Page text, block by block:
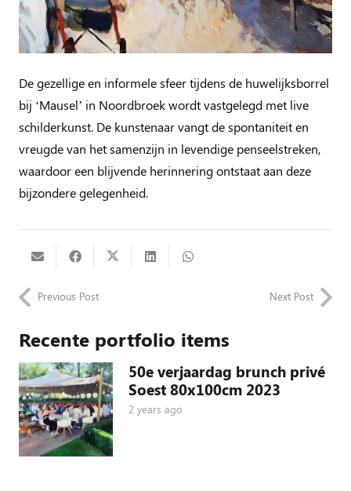
De gezellige en informele sfeer tijdens de huwelijksborrel
bij ‘Mausel’ in Noordbroek wordt vastgelegd met live
schilderkunst. De kunstenaar vangt de spontaniteit en
vreugde van het samenzijn in levendige penseelstreken,
waardoor een blijvende herinnering ontstaat aan deze
bijzondere gelegenheid.
Previous Post Next Post
Recente portfolio items
50e verjaardag brunch privé
Soest 80x100cm 2023
2 years ago